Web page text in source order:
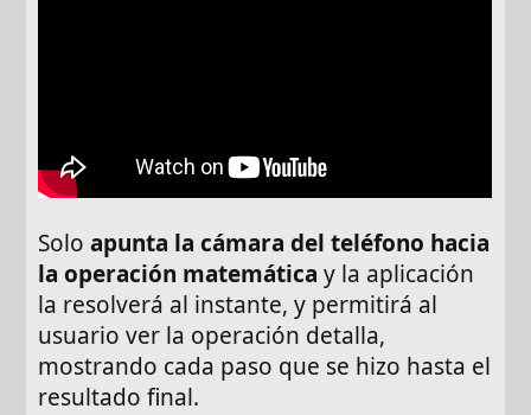
Soloapunta la cámara del teléfono hacia
la operación matemática y la aplicación
la resolverá al instante, y permitirá al
usuario ver la operación detalla,
mostrando cada paso que se hizo hasta el
resultado final.